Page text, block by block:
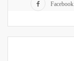
Facebook